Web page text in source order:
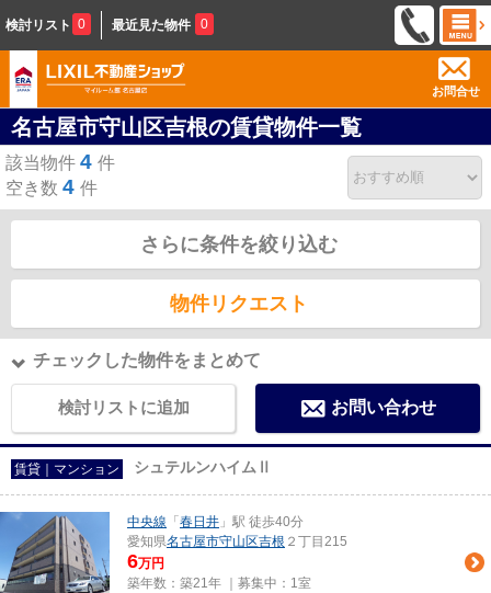
検討リスト 0 最近見た物件 0
お問合せ
名古屋市守山区吉根の賃貸物件一覧
該当物件 4 件
空き数 4 件
さらに条件を絞り込む
物件リクエスト
チェックした物件をまとめて
検討リストに追加 お問い合わせ
賃貸｜マンション シュテルンハイムⅡ
中央線 「 春日井 」駅 徒歩40分
愛知県名古屋市守山区吉根 ２丁目215
6万円
築年数：築21年 ｜募集中： 1室